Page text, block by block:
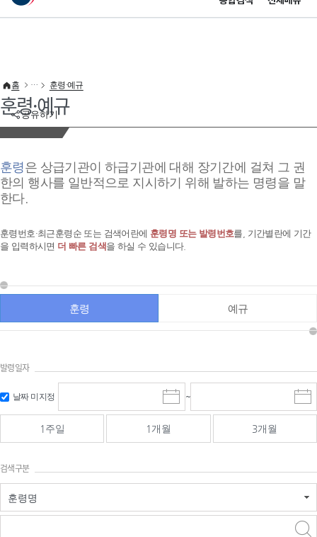
이 누리집은 대한민국 공식 전자정부 누리집입니다.
공유하기
홈 훈령·예규
훈령·예규
훈령은 상급기관이 하급기관에 대해 장기간에 걸쳐 그 권
한의 행사를 일반적으로 지시하기 위해 발하는 명령을 말
한다.
훈령번호·최근훈령순 또는 검색어란에 훈령명 또는 발령번호를, 기간별란에 기간
을 입력하시면 더 빠른 검색 을 하실 수 있습니다.
훈령 예규
발령일자
날짜 미지정
시
작
일
선
~
마
감
선
1주일 1개월 3개월
검색구분
훈령명